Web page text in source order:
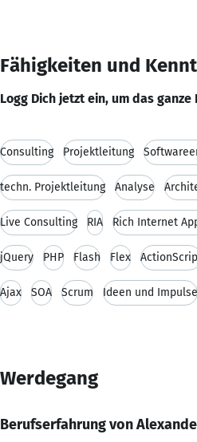
Fähigkeiten und
Logg Dich jetzt ein, um das
Consulting Projektleitung
techn. Projektleitung Analyse
Live Consulting RIA Rich Internet
jQuery PHP Flash Flex
Ajax SOA Scrum Ideen und Impulse
Werdegang
Berufserfahrung von